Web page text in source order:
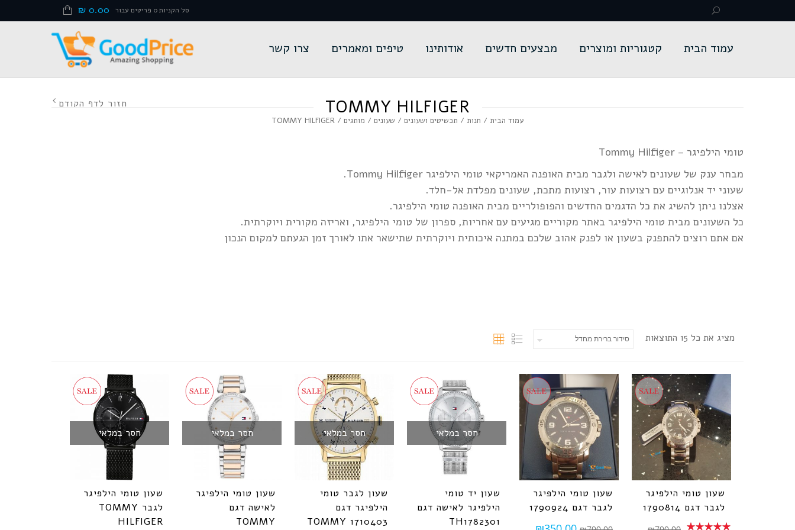
סל הקניות 0 פריטים עבור ₪ 0.00
עמוד הבית קטגוריות ומוצרים מבצעים חדשים אודותינו טיפים ומאמרים צרו קשר
TOMMY HILFIGER
עמוד הבית / חנות / תכשיטים ושעונים / שעונים / מותגים / TOMMY HILFIGER
חזור לדף הקודם
טומי הילפיגר – Tommy Hilfiger
מבחר ענק של שעונים לאישה ולגבר מבית האופנה האמריקאי טומי הילפיגר Tommy Hilfiger.
שעוני יד אנלוגיים עם רצועות עור, רצועות מתכת, שעונים מפלדת אל-חלד.
אצלנו ניתן להשיג את כל הדגמים החדשים והפופולריים מבית האופנה טומי הילפיגר.
כל השעונים מבית טומי הילפיגר באתר מקוריים מגיעים עם אחריות, ספרון של טומי הילפיגר, ואריזה מקורית ויוקרתית.
אם אתם רוצים להתפנק בשעון או לפנק אהוב שלכם במתנה איכותית ויוקרתית שתישאר אתו לאורך זמן הגעתם למקום הנכון
מציג את כל 15 התוצאות
שעון טומי הילפיגר
לגבר דגם 1790814
שעון טומי הילפיגר
לגבר דגם 1790924
חסר במלאי
שעון יד טומי
הילפיגר לאישה דגם
TH1782301
חסר במלאי
שעון ‏לגבר טומי
הילפיגר דגם
1710403 TOMMY
חסר במלאי
שעון טומי הילפיגר
לאישה דגם
TOMMY
חסר במלאי
שעון טומי הילפיגר
לגבר TOMMY
HILFIGER